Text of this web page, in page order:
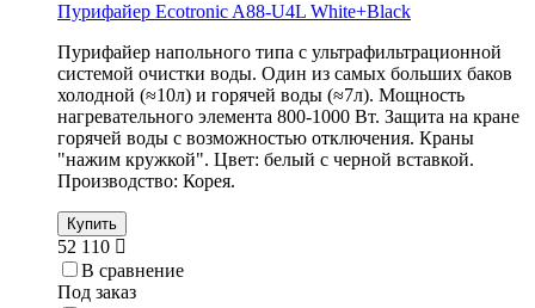
Пурифайер Ecotronic A88-U4L White+Black
Пурифайер напольного типа с ультрафильтрационной
системой очистки воды. Один из самых больших баков
холодной (≈10л) и горячей воды (≈7л). Мощность
нагревательного элемента 800-1000 Вт. Защита на кране
горячей воды с возможностью отключения. Краны
"нажим кружкой". Цвет: белый с черной вставкой.
Производство: Корея.
Купить
52 110
В сравнение
Под заказ